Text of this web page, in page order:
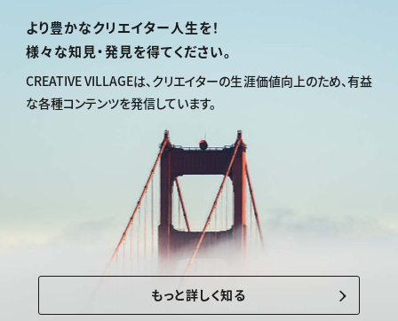
より豊かなクリエイター人生を！
様々な知見・発見を得てください。
CREATIVE VILLAGEは、 クリエイターの生涯価値向上のため、有益
な各種コンテンツを発信しています。
もっと詳しく知る